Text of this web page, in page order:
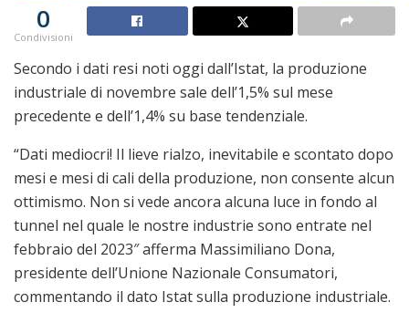
0
Condivisioni
Secondo i dati resi noti oggi dall’Istat, la produzione
industriale di novembre sale dell’1,5% sul mese
precedente e dell’1,4% su base tendenziale.
“Dati mediocri! Il lieve rialzo, inevitabile e scontato dopo
mesi e mesi di cali della produzione, non consente alcun
ottimismo. Non si vede ancora alcuna luce in fondo al
tunnel nel quale le nostre industrie sono entrate nel
febbraio del 2023″ afferma Massimiliano Dona,
presidente dell’Unione Nazionale Consumatori,
commentando il dato Istat sulla produzione industriale.